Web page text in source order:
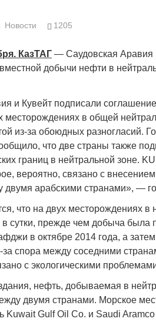
Новости 1205
КазТАГ — Саудовская Аравия
добычи нефти в
и Кувейт подписали
в общей
из-за обоюдных разногласий.
что две страны также
границ в нейтральной зоне.
вероятно, связано с
двумя арабскими странами», —
что на двух месторождениях
сутки, прежде чем добыча была
в октябре 2014 года, а
за спора между соседними
с экологическими
нефть, добываемая в
двумя странами. Морское
Kuwait Gulf Oil Co. и Saudi
17.10.2024 17:00 29972